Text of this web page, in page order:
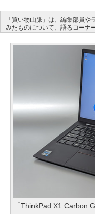
「買い物山脈」は、編集部員
みたものについて、語るコーナ
「ThinkPad X1 Carbon